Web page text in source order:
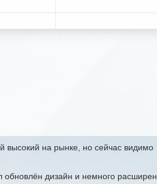
высокий на рынке, но сейчас видимо
дизайн и немного расширен